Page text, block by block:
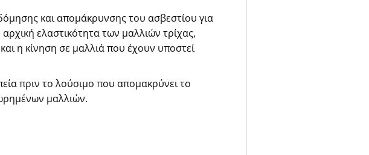
και απομάκρυνσης του ασβεστίου για
ελαστικότητα των μαλλιών τρίχας,
η κίνηση σε μαλλιά που έχουν υποστεί
πριν το λούσιμο που απομακρύνει το
μαλλιών.